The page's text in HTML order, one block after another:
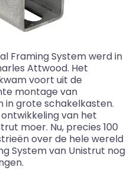
Framing System werd in
Attwood. Het
voort uit de
montage van
grote schakelkasten.
van het
moer. Nu, precies 100
over de hele wereld
System van Unistrut nog